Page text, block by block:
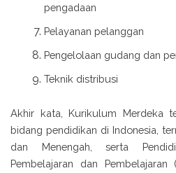
pengadaan
Pelayanan pelanggan
Pengelolaan gudang dan
Teknik distribusi
Akhir kata, Kurikulum Merdeka
bidang pendidikan di Indonesia,
dan Menengah, serta
Pembelajaran dan Pembelajaran